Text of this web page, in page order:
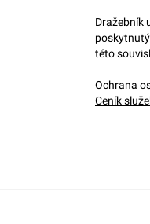
Dražebník
této
Ochrana
Ceník